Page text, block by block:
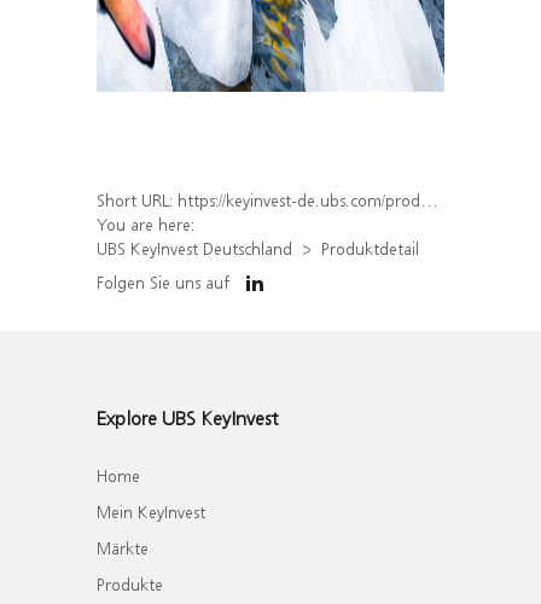
Short URL: https://keyinvest-de.ubs.com/produkt/detail/index/isin/DE000WA5EU61
You are here:
UBS KeyInvest Deutschland
Produktdetail
Folgen Sie uns auf
Explore UBS KeyInvest
Home
Mein KeyInvest
Märkte
Produkte